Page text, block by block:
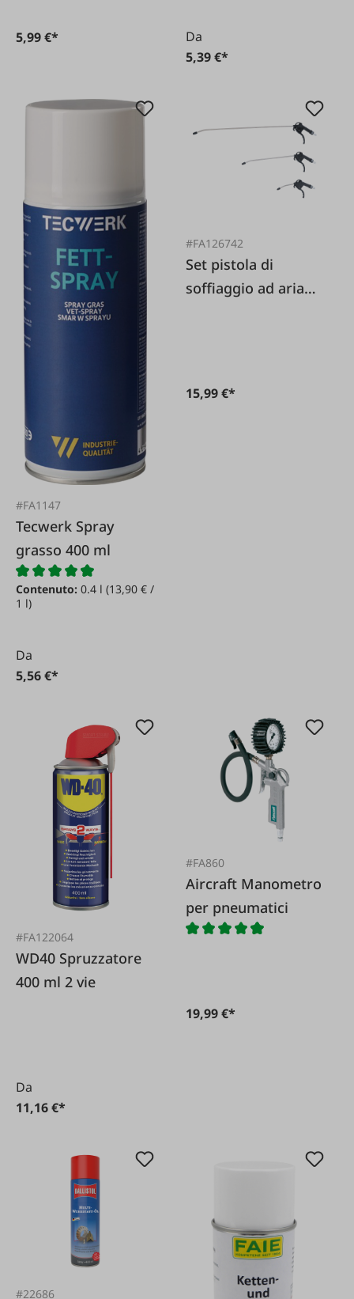
5,99 €*
Da
5,39 €*
#FA1147
Tecwerk Spray
grasso 400 ml
Contenuto: 0.4 l (13,90 € /
1 l)
Da
5,56 €*
#FA126742
Set pistola di
soffiaggio ad aria
15,99 €*
#FA122064
WD40 Spruzzatore
400 ml 2 vie
Da
11,16 €*
#FA860
Aircraft Manometro
per pneumatici
19,99 €*
#22686